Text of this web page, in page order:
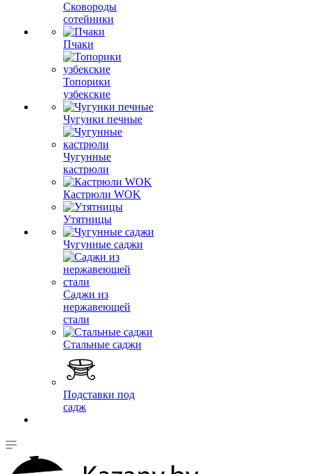
Сковороды
сотейники
Пчаки
Топорики
узбекские
Чугунки печные
Чугунные
кастрюли
Кастрюли WOK
Утятницы
Чугунные саджи
Саджи из
нержавеющей
стали
Стальные саджи
Подставки под
садж